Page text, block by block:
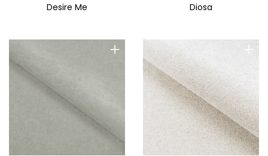
Desire Me Diosa
+ +